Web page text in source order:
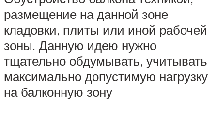
размещение на данной зоне
кладовки, плиты или иной рабочей
зоны. Данную идею нужно
тщательно обдумывать, учитывать
максимально допустимую нагрузку
на балконную зону